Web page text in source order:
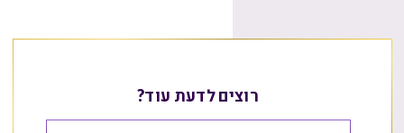
רוצים לדעת עוד?